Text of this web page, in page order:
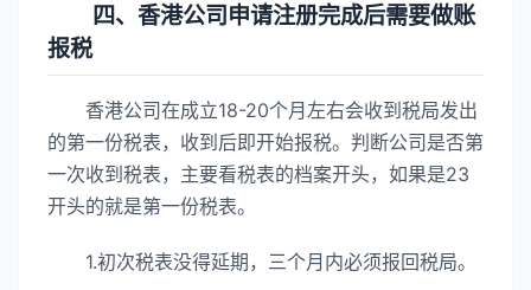
四、香港公司申请注册完成后需要做账
报税
香港公司在成立18-20个月左右会收到税局发出
的第一份税表，收到后即开始报税。判断公司是否第
一次收到税表，主要看税表的档案开头，如果是23
开头的就是第一份税表。
1.初次税表没得延期，三个月内必须报回税局。